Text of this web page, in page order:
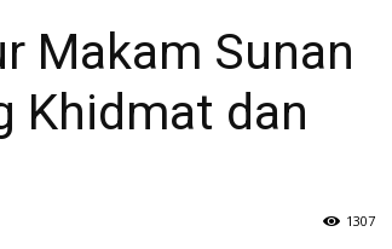
Makam Sunan
Khidmat dan
1307